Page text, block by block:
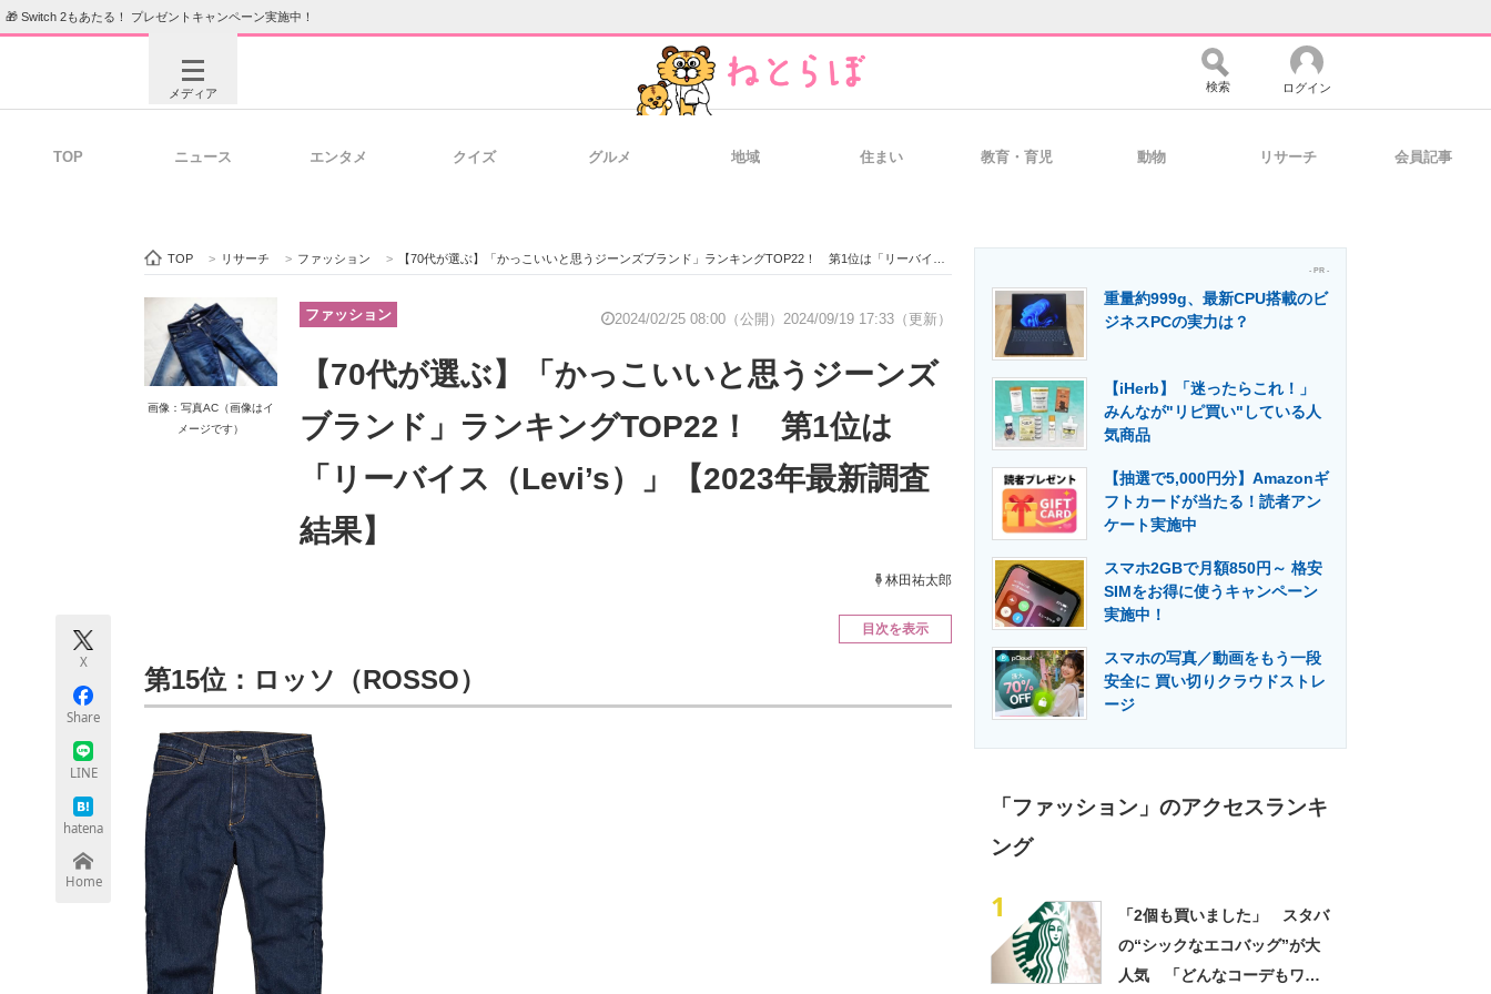
🎁 Switch 2もあたる！ プレゼントキャンペーン実施中！
メディア
ビジネスと働き方のヒント 経営リーダーのコミュニティ マーケ×ITの今がよく分かる
ITエンジニア向け専門サイト 製造業のIT導入・活用を支援
モノづくり技術者専門サイト エネルギーの専門メディア 建設×テクノロジーの最前線
検索 ログイン
TOP ニュース エンタメ クイズ グルメ 地域 住まい 教育・育児 動物 リサーチ 会員記事
TOP > リサーチ > ファッション > 【70代が選ぶ】「かっこいいと思うジーンズブランド」ランキングTOP22！ 第1位は「リーバイス（Levi’s）」【2023年最新調査結果】
画像：写真AC（画像はイ
メージです）
ファッション 2024/02/25 08:00（公開） 2024/09/19 17:33（更新）
【70代が選ぶ】「かっこいいと思うジーンズ
ブランド」ランキングTOP22！ 第1位は
「リーバイス（Levi’s）」【2023年最新調査
結果】
林田祐太郎
X
Share
LINE
hatena
Home
目次を表示
第15位：ロッソ（ROSSO）
- PR -
重量約999g、最新CPU搭載のビ
ジネスPCの実力は？
【iHerb】「迷ったらこれ！」
みんなが"リピ買い"している人
気商品
【抽選で5,000円分】Amazonギ
フトカードが当たる！読者アン
ケート実施中
スマホ2GBで月額850円～ 格安
SIMをお得に使うキャンペーン
実施中！
スマホの写真／動画をもう一段
安全に 買い切りクラウドストレ
ージ
「ファッション」のアクセスランキ
ング
1
「2個も買いました」 スタバ
の“シックなエコバッグ”が大
人気 「どんなコーデもワン